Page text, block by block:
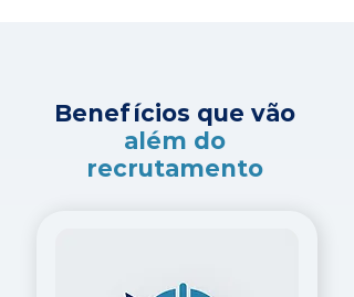
Benefícios que vão
além do
recrutamento